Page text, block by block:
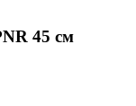
45 см